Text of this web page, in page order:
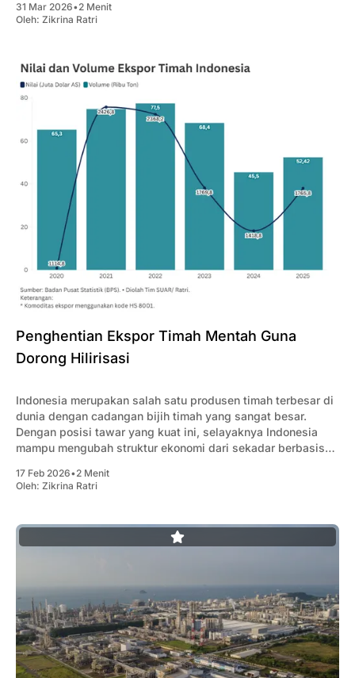
31 Mar 2026•2 Menit
Oleh: Zikrina Ratri
Penghentian Ekspor Timah Mentah Guna
Dorong Hilirisasi
Indonesia merupakan salah satu produsen timah terbesar di
dunia dengan cadangan bijih timah yang sangat besar.
Dengan posisi tawar yang kuat ini, selayaknya Indonesia
mampu mengubah struktur ekonomi dari sekadar berbasis
17 Feb 2026•2 Menit
Oleh: Zikrina Ratri